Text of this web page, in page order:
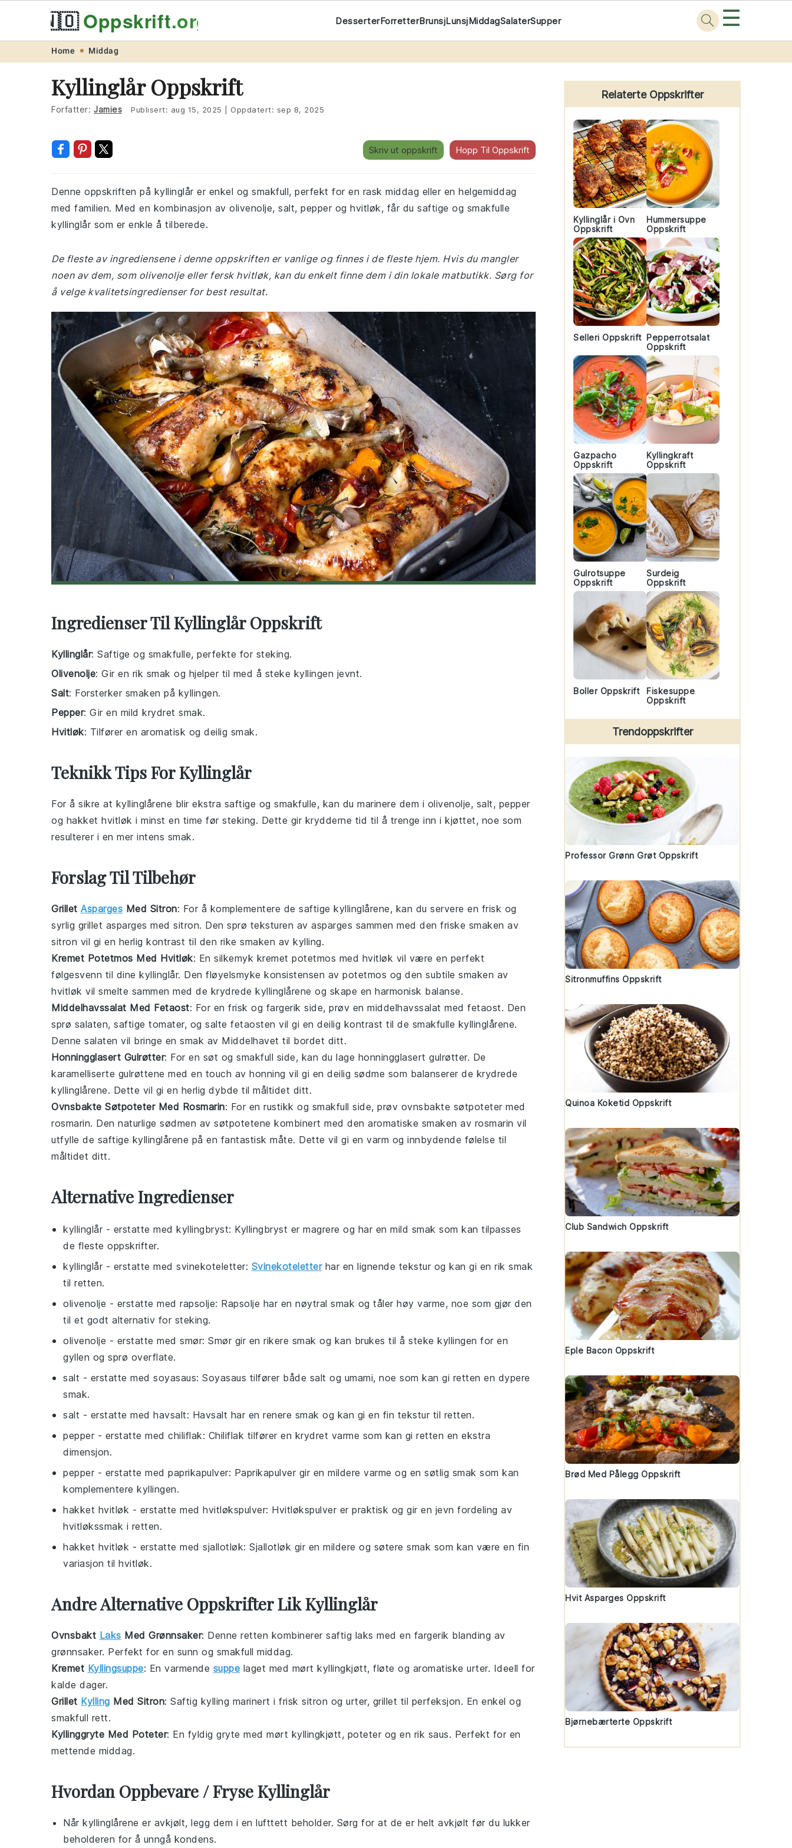
navigation
content
🇳🇴Oppskrift.org DesserterForretterBrunsjLunsjMiddagSalaterSupper ☰
Home Middag
Kyllinglår Oppskrift
Forfatter: Jamies Publisert: aug 15, 2025 Oppdatert: sep 8, 2025
Skriv ut oppskrift Hopp Til Oppskrift
Denne oppskriften på kyllinglår er enkel og smakfull, perfekt for en rask middag eller en helgemiddag
med familien. Med en kombinasjon av olivenolje, salt, pepper og hvitløk, får du saftige og smakfulle
kyllinglår som er enkle å tilberede.
De fleste av ingrediensene i denne oppskriften er vanlige og finnes i de fleste hjem. Hvis du mangler
noen av dem, som olivenolje eller fersk hvitløk, kan du enkelt finne dem i din lokale matbutikk. Sørg for
å velge kvalitetsingredienser for best resultat.
Ingredienser Til Kyllinglår Oppskrift
Kyllinglår: Saftige og smakfulle, perfekte for steking.
Olivenolje: Gir en rik smak og hjelper til med å steke kyllingen jevnt.
Salt: Forsterker smaken på kyllingen.
Pepper: Gir en mild krydret smak.
Hvitløk: Tilfører en aromatisk og deilig smak.
Teknikk Tips For Kyllinglår
For å sikre at kyllinglårene blir ekstra saftige og smakfulle, kan du marinere dem i olivenolje, salt, pepper
og hakket hvitløk i minst en time før steking. Dette gir krydderne tid til å trenge inn i kjøttet, noe som
resulterer i en mer intens smak.
Forslag Til Tilbehør
Grillet Asparges Med Sitron: For å komplementere de saftige kyllinglårene, kan du servere en frisk og
syrlig grillet asparges med sitron. Den sprø teksturen av asparges sammen med den friske smaken av
sitron vil gi en herlig kontrast til den rike smaken av kylling.
Kremet Potetmos Med Hvitløk: En silkemyk kremet potetmos med hvitløk vil være en perfekt
følgesvenn til dine kyllinglår. Den fløyelsmyke konsistensen av potetmos og den subtile smaken av
hvitløk vil smelte sammen med de krydrede kyllinglårene og skape en harmonisk balanse.
Middelhavssalat Med Fetaost: For en frisk og fargerik side, prøv en middelhavssalat med fetaost. Den
sprø salaten, saftige tomater, og salte fetaosten vil gi en deilig kontrast til de smakfulle kyllinglårene.
Denne salaten vil bringe en smak av Middelhavet til bordet ditt.
Honningglasert Gulrøtter: For en søt og smakfull side, kan du lage honningglasert gulrøtter. De
karamelliserte gulrøttene med en touch av honning vil gi en deilig sødme som balanserer de krydrede
kyllinglårene. Dette vil gi en herlig dybde til måltidet ditt.
Ovnsbakte Søtpoteter Med Rosmarin: For en rustikk og smakfull side, prøv ovnsbakte søtpoteter med
rosmarin. Den naturlige sødmen av søtpotetene kombinert med den aromatiske smaken av rosmarin vil
utfylle de saftige kyllinglårene på en fantastisk måte. Dette vil gi en varm og innbydende følelse til
måltidet ditt.
Alternative Ingredienser
kyllinglår - erstatte med kyllingbryst: Kyllingbryst er magrere og har en mild smak som kan tilpasses
de fleste oppskrifter.
kyllinglår - erstatte med svinekoteletter: Svinekoteletterhar en lignende tekstur og kan gi en rik smak
til retten.
olivenolje - erstatte med rapsolje: Rapsolje har en nøytral smak og tåler høy varme, noe som gjør den
til et godt alternativ for steking.
olivenolje - erstatte med smør: Smør gir en rikere smak og kan brukes til å steke kyllingen for en
gyllen og sprø overflate.
salt - erstatte med soyasaus: Soyasaus tilfører både salt og umami, noe som kan gi retten en dypere
smak.
salt - erstatte med havsalt: Havsalt har en renere smak og kan gi en fin tekstur til retten.
pepper - erstatte med chiliflak: Chiliflak tilfører en krydret varme som kan gi retten en ekstra
dimensjon.
pepper - erstatte med paprikapulver: Paprikapulver gir en mildere varme og en søtlig smak som kan
komplementere kyllingen.
hakket hvitløk - erstatte med hvitløkspulver: Hvitløkspulver er praktisk og gir en jevn fordeling av
hvitløkssmak i retten.
hakket hvitløk - erstatte med sjallotløk: Sjallotløk gir en mildere og søtere smak som kan være en fin
variasjon til hvitløk.
Andre Alternative Oppskrifter Lik Kyllinglår
Ovnsbakt Laks Med Grønnsaker: Denne retten kombinerer saftig laks med en fargerik blanding av
grønnsaker. Perfekt for en sunn og smakfull middag.
Kremet Kyllingsuppe: En varmende suppe laget med mørt kyllingkjøtt, fløte og aromatiske urter. Ideell for
kalde dager.
Grillet Kylling Med Sitron: Saftig kylling marinert i frisk sitron og urter, grillet til perfeksjon. En enkel og
smakfull rett.
Kyllinggryte Med Poteter: En fyldig gryte med mørt kyllingkjøtt, poteter og en rik saus. Perfekt for en
mettende middag.
Hvordan Oppbevare / Fryse Kyllinglår
Når kyllinglårene er avkjølt, legg dem i en lufttett beholder. Sørg for at de er helt avkjølt før du lukker
beholderen for å unngå kondens.
Primary
Sidebar
Relaterte Oppskrifter
Kyllinglår i Ovn
Oppskrift
Hummersuppe
Oppskrift
Selleri Oppskrift Pepperrotsalat
Oppskrift
Gazpacho
Oppskrift
Kyllingkraft
Oppskrift
Gulrotsuppe
Oppskrift
Surdeig
Oppskrift
Boller Oppskrift
Fiskesuppe
Oppskrift
Trendoppskrifter
Professor Grønn Grøt Oppskrift
Sitronmuffins Oppskrift
Quinoa Koketid Oppskrift
Club Sandwich Oppskrift
Eple Bacon Oppskrift
Brød Med Pålegg Oppskrift
Hvit Asparges Oppskrift
Bjørnebærterte Oppskrift